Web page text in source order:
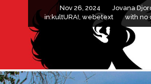
Nov 26, 2024
Jovana
in:kultURA! webetext with no